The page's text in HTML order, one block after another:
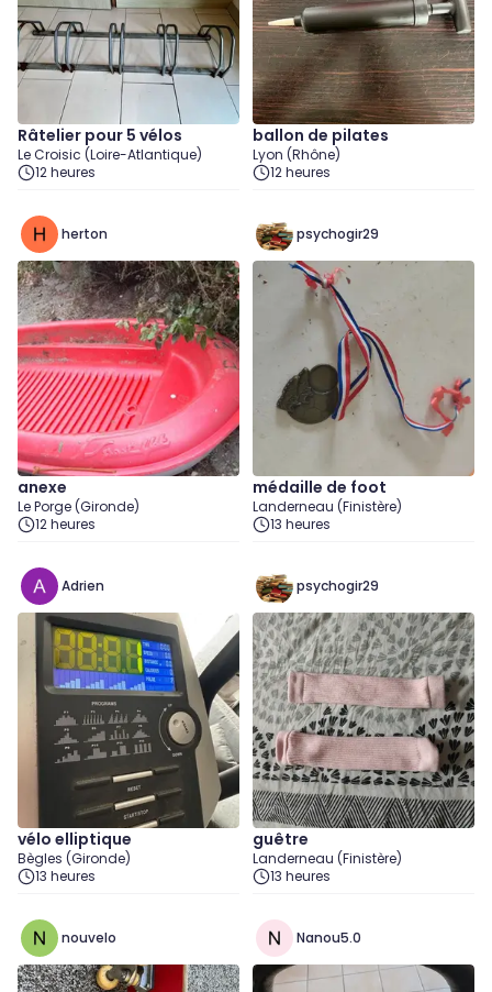
Râtelier pour 5 vélos
Le Croisic (Loire-Atlantique)
12 heures
ballon de pilates
Lyon (Rhône)
12 heures
herton
anexe
Le Porge (Gironde)
12 heures
psychogir29
médaille de foot
Landerneau (Finistère)
13 heures
Adrien
vélo elliptique
Bègles (Gironde)
13 heures
psychogir29
guêtre
Landerneau (Finistère)
13 heures
nouvelo Nanou5.0